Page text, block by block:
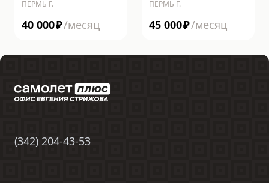
литера к
ПЕРМЬ Г.
40 000₽/месяц
ПЕРМЬ Г.
45 000₽/месяц
(342) 204-43-53